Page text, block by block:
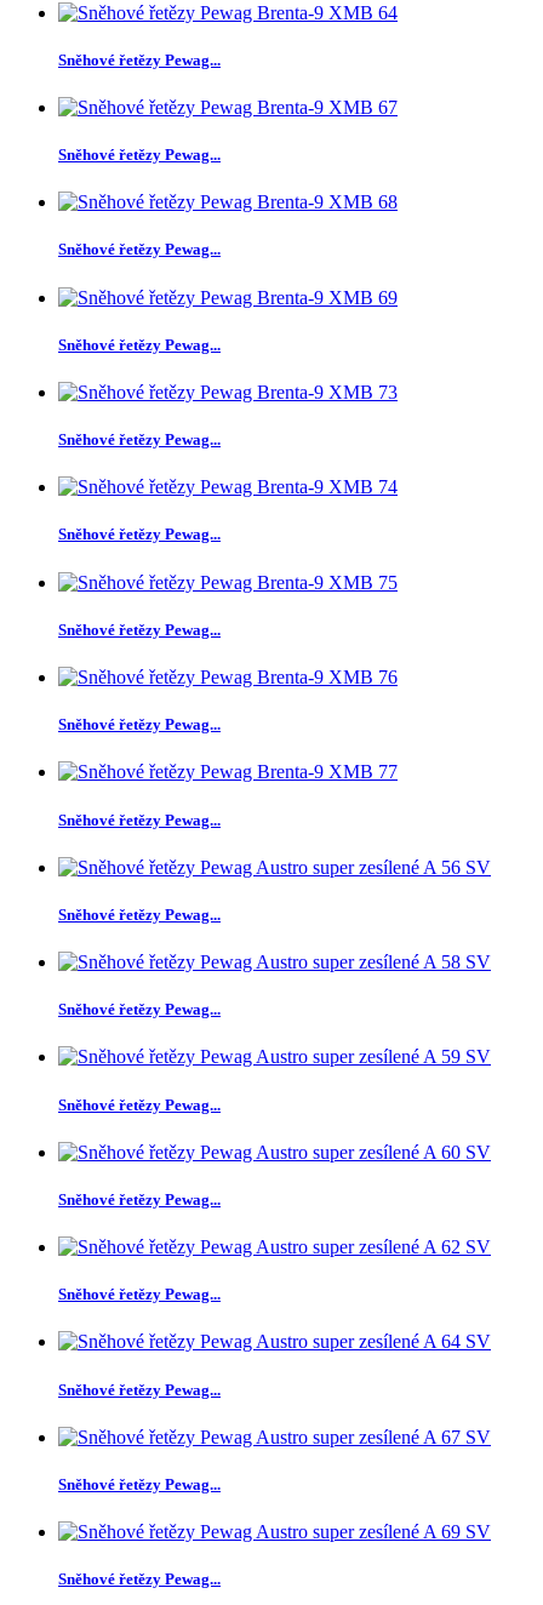
Sněhové řetězy Pewag...
Sněhové řetězy Pewag...
Sněhové řetězy Pewag...
Sněhové řetězy Pewag...
Sněhové řetězy Pewag...
Sněhové řetězy Pewag...
Sněhové řetězy Pewag...
Sněhové řetězy Pewag...
Sněhové řetězy Pewag...
Sněhové řetězy Pewag...
Sněhové řetězy Pewag...
Sněhové řetězy Pewag...
Sněhové řetězy Pewag...
Sněhové řetězy Pewag...
Sněhové řetězy Pewag...
Sněhové řetězy Pewag...
Sněhové řetězy Pewag...